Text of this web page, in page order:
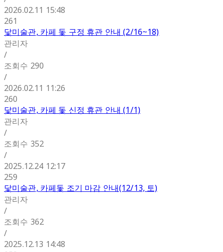
2026.02.11 15:48
261
닻미술관, 카페 돛 구정 휴관 안내 (2/16~18)
관리자
/
조회수 290
/
2026.02.11 11:26
260
닻미술관, 카페 돛 신정 휴관 안내 (1/1)
관리자
/
조회수 352
/
2025.12.24 12:17
259
닻미술관, 카페돛 조기 마감 안내(12/13, 토)
관리자
/
조회수 362
/
2025.12.13 14:48